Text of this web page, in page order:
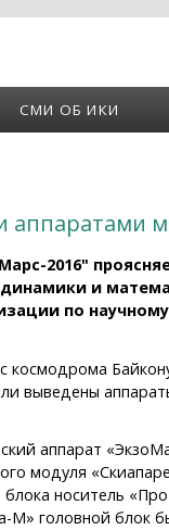
СМИ ОБ ИКИ
2016"
и
по
выведены
аппарат
модуля
носитель
головной блок